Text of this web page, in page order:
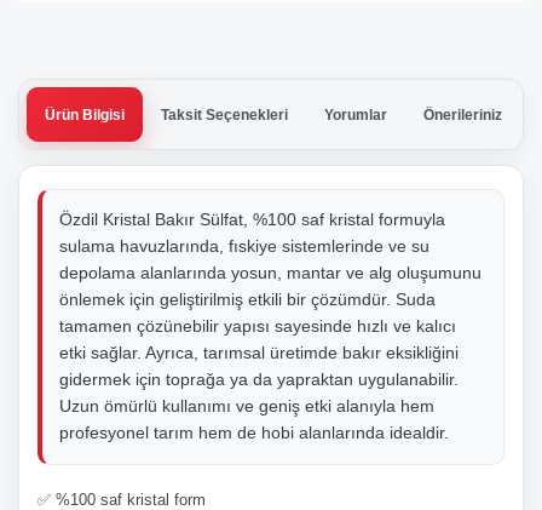
Ürün Bilgisi Taksit Seçenekleri Yorumlar Önerileriniz
Özdil Kristal Bakır Sülfat, %100 saf kristal formuyla
sulama havuzlarında, fıskiye sistemlerinde ve su
depolama alanlarında yosun, mantar ve alg oluşumunu
önlemek için geliştirilmiş etkili bir çözümdür. Suda
tamamen çözünebilir yapısı sayesinde hızlı ve kalıcı
etki sağlar. Ayrıca, tarımsal üretimde bakır eksikliğini
gidermek için toprağa ya da yapraktan uygulanabilir.
Uzun ömürlü kullanımı ve geniş etki alanıyla hem
profesyonel tarım hem de hobi alanlarında idealdir.
✅ %100 saf kristal form